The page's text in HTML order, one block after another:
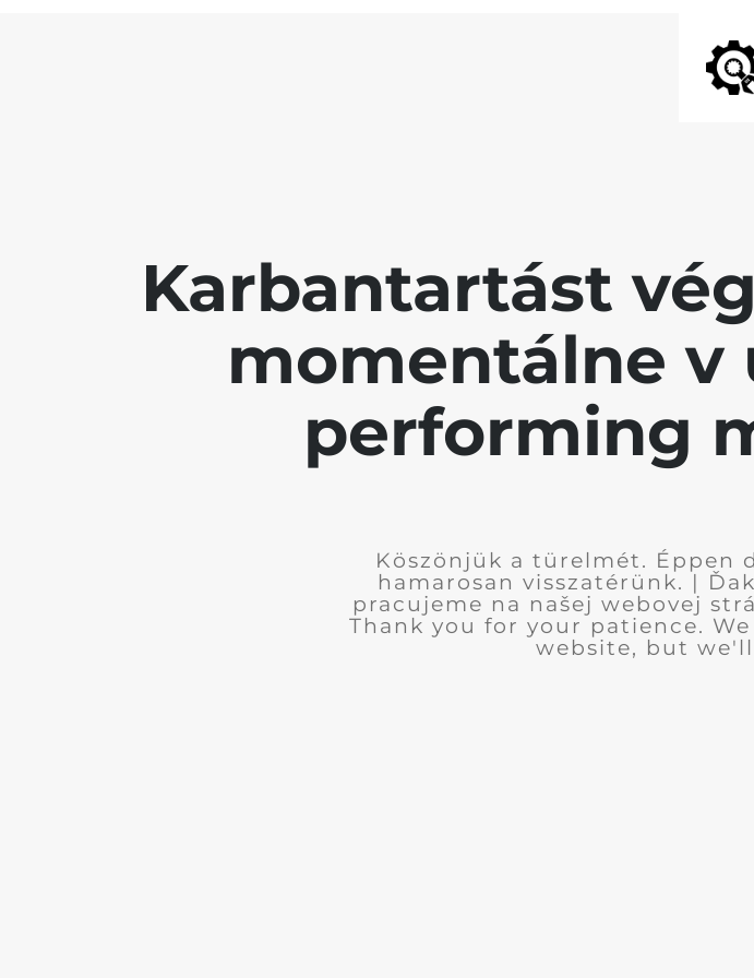
Karbantartást
momentálne v
performing
Köszönjük a türelmét. Éppen
hamarosan visszatérünk. |
pracujeme na našej webovej
Thank you for your patience.
website, but